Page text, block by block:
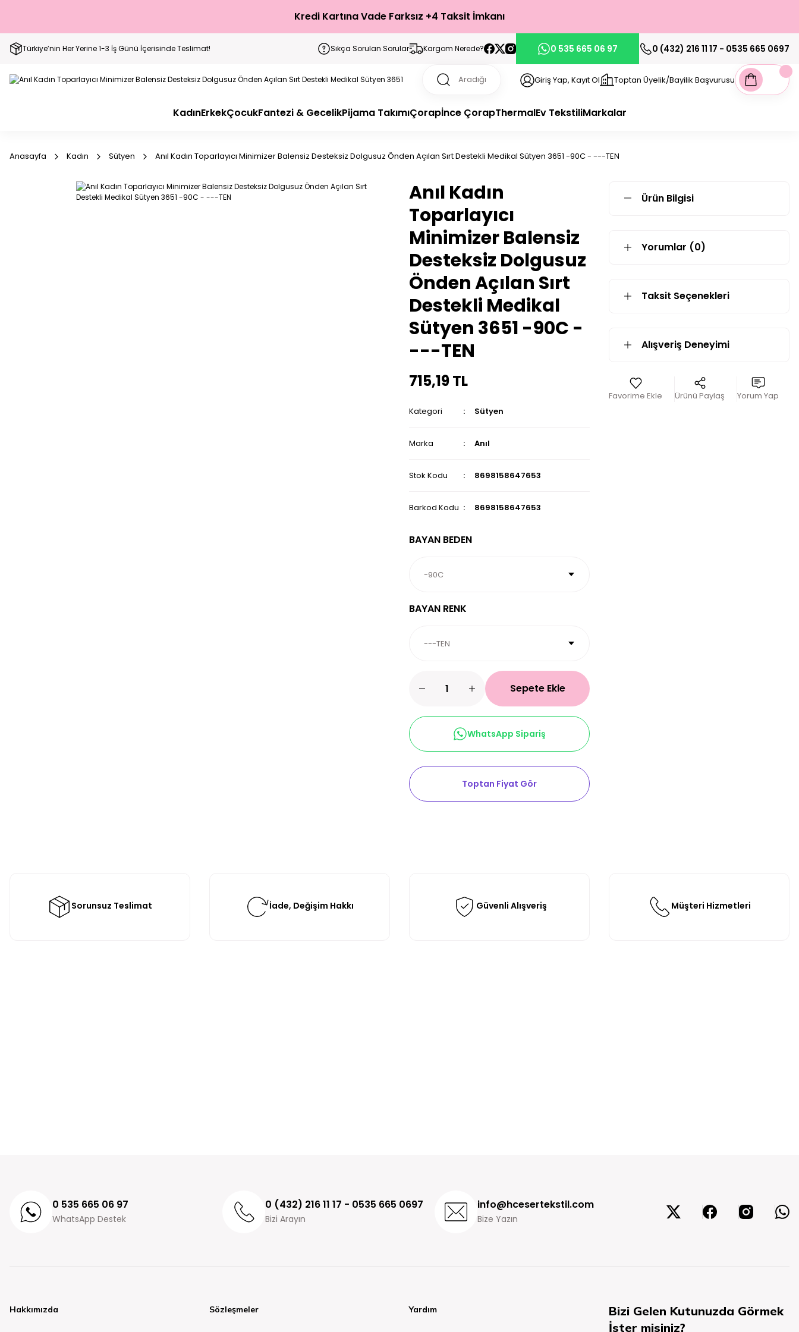
Kredi Kartına Vade Farksız +4 Taksit İmkanı
Türkiye’nin Her Yerine 1-3 İş Günü İçerisinde Teslimat! Sıkça Sorulan Sorular Kargom Nerede? 0 535 665 06 97 0 (432) 216 11 17 - 0535 665 0697
Giriş Yap, Kayıt Ol Toptan Üyelik/Bayilik Başvurusu
KadınErkekÇocukFantezi & GecelikPijama TakımıÇorapİnce ÇorapThermalEv TekstiliMarkalar
Anasayfa Kadın Sütyen Anıl Kadın Toparlayıcı Minimizer Balensiz Desteksiz Dolgusuz Önden Açılan Sırt Destekli Medikal Sütyen 3651 -90C - ---TEN
Anıl Kadın
Toparlayıcı
Minimizer Balensiz
Desteksiz Dolgusuz
Önden Açılan Sırt
Destekli Medikal
Sütyen 3651 -90C -
---TEN
715,19 TL
Kategori Sütyen
Marka Anıl
Stok Kodu 8698158647653
Barkod Kodu 8698158647653
BAYAN BEDEN
BAYAN RENK
Sepete Ekle
WhatsApp Sipariş
Toptan Fiyat Gör
Ürün Bilgisi
Yorumlar (0)
Taksit Seçenekleri
Alışveriş Deneyimi
Ürünü Paylaş Yorum Yap
Sorunsuz Teslimat İade, Değişim Hakkı Güvenli Alışveriş Müşteri Hizmetleri
0 535 665 06 97
WhatsApp Destek
0 (432) 216 11 17 - 0535 665 0697
Bizi Arayın
info@hcesertekstil.com
Bize Yazın
Hakkımızda Sözleşmeler Yardım
Bizi Gelen Kutunuzda Görmek
İster misiniz?